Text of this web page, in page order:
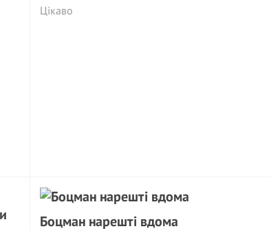
Цікаво
Боцман нарешті вдома